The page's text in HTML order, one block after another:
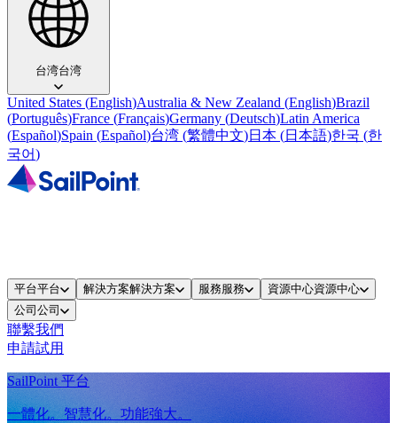
台湾台湾
United States (English)Australia & New Zealand (English)Brazil
(Português)France (Français)Germany (Deutsch)Latin America
(Español)Spain (Español)台湾 (繁體中文)日本 (日本語)한국 (한
국어)
平台平台 解決方案解決方案 服務服務 資源中心資源中心
公司 公司
聯繫我們
申請試用
SailPoint 平台
一體化。智慧化。功能強大。